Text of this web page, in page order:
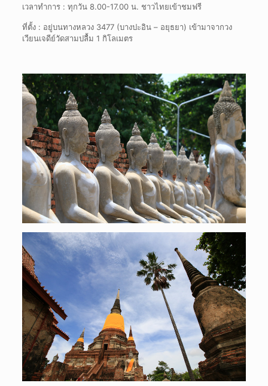
เวลาทำการ : ทุกวัน 8.00-17.00 น. ชาวไทยเข้าชมฟรี
ที่ตั้ง : อยู่บนทางหลวง 3477 (บางปะอิน – อยุธยา) เข้ามาจากวง
เวียนเจดีย์วัดสามปลื้ม 1 กิโลเมตร